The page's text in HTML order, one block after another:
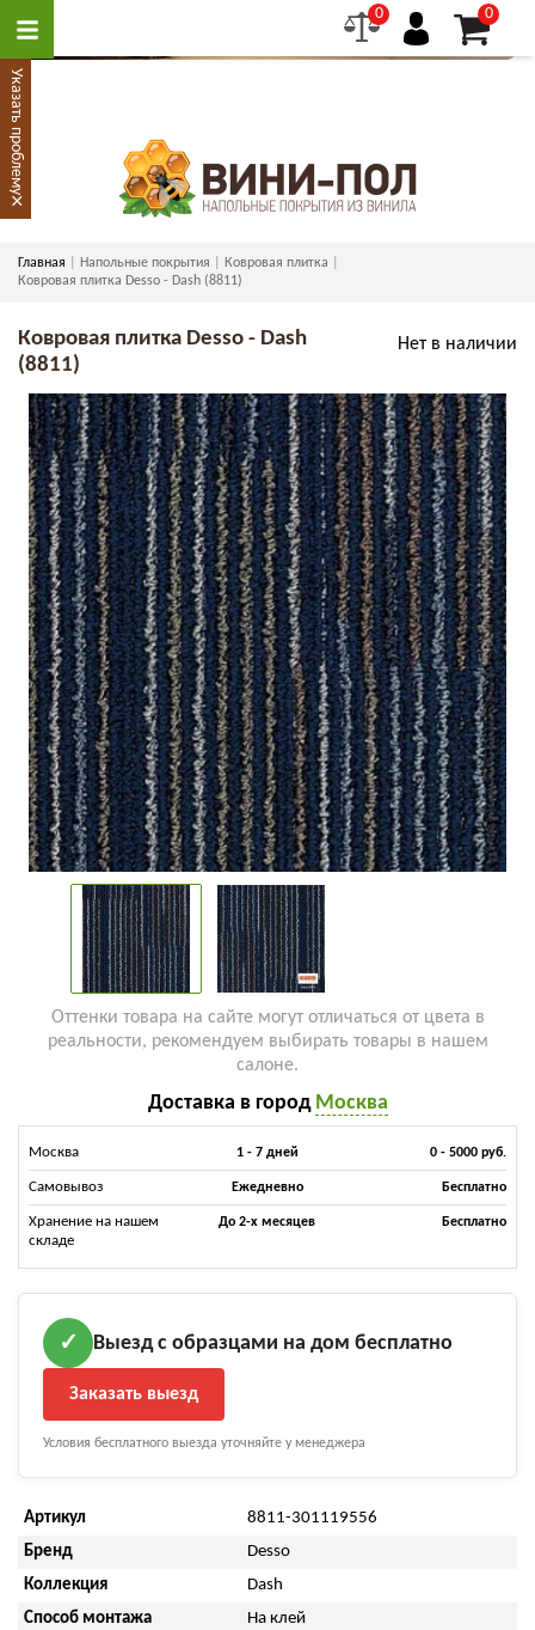
0 0
Главная Напольные покрытия
Ковровая плитка
Ковровая плитка Desso - Dash (8811)
Нет в наличии
Ковровая плитка Desso - Dash
(8811)
Оттенки товара на сайте могут отличаться от цвета в
реальности, рекомендуем выбирать товары в нашем
салоне.
Доставка в город Москва
Москва 1 - 7 дней 0 - 5000 руб.
Самовывоз Ежедневно Бесплатно
Хранение на нашем
складе
До 2-х месяцев Бесплатно
✓ Выезд с образцами на дом бесплатно
Заказать выезд
Условия бесплатного выезда уточняйте у менеджера
Артикул
8811-301119556
Бренд
Desso
Коллекция
Dash
Способ монтажа
На клей
Указать проблему
×